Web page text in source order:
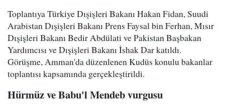
Toplantıya Türkiye Dışişleri Bakanı Hakan Fidan, Suudi
Arabistan Dışişleri Bakanı Prens Faysal bin Ferhan, Mısır
Dışişleri Bakanı Bedir Abdülati ve Pakistan Başbakan
Yardımcısı ve Dışişleri Bakanı İshak Dar katıldı.
Görüşme, Amman'da düzenlenen Kudüs konulu bakanlar
toplantısı kapsamında gerçekleştirildi.
Hürmüz ve Babu'l Mendeb vurgusu